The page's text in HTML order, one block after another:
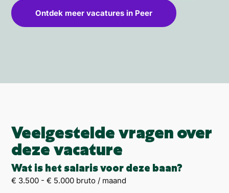
Ontdek meer vacatures in Peer
Veelgestelde vragen over
deze vacature
Wat is het salaris voor deze baan?
€ 3.500 - € 5.000 bruto / maand